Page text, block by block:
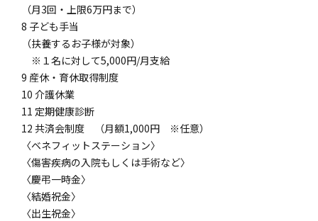
（月3回・上限6万円まで）
8 子ども手当
（扶養するお子様が対象）
※１名に対して5,000円/月支給
9 産休・育休取得制度
10 介護休業
11 定期健康診断
12 共済会制度 （月額1,000円 ※任意）
〈ベネフィットステーション〉
〈傷害疾病の入院もしくは手術など〉
〈慶弔一時金〉
〈結婚祝金〉
〈出生祝金〉